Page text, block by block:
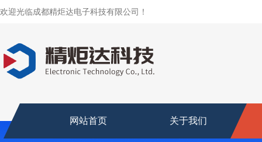
欢迎光临成都精炬达电子科技有限公司！
网站首页 关于我们